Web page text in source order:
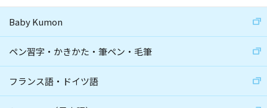
Baby Kumon
ペン習字・かきかた・筆ペン・毛筆
フランス語・ドイツ語